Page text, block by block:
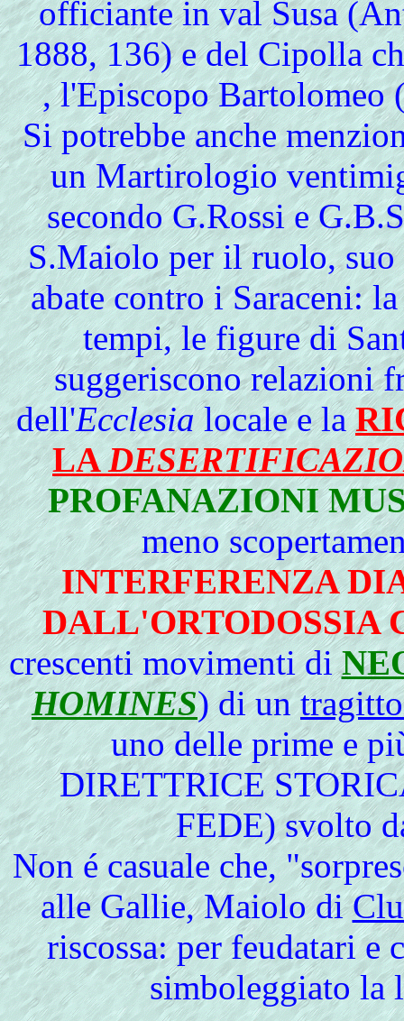
officiante in val Susa
1888, 136) e del Cipolla
, l'Episcopo Bartolomeo
Si potrebbe anche
un Martirologio
secondo G.Rossi e
S.Maiolo per il ruolo,
abate contro i Saraceni:
tempi, le figure di
suggeriscono relazioni
dell'Ecclesialocale e la
LA
PROFANAZIONI
meno
INTERFERENZA
DALL'ORTODOSSIA
crescenti movimenti di
HOMINES) di un
uno delle prime e
DIRETTRICE
FEDE) svolto
Non é casuale che,
alle Gallie, Maiolo di
riscossa: per feudatari e
simboleggiato la